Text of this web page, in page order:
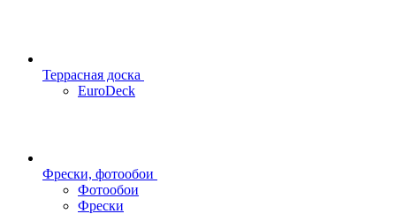
Террасная доска
EuroDeck
Фрески, фотообои
Фотообои
Фрески